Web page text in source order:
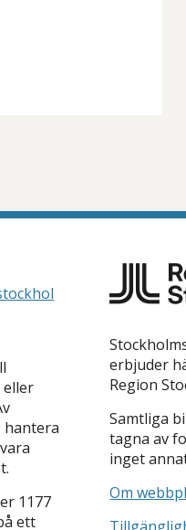
eller
hantera
1177
ett
erbjuder
Region
Samtliga
tagna av
inget
Om